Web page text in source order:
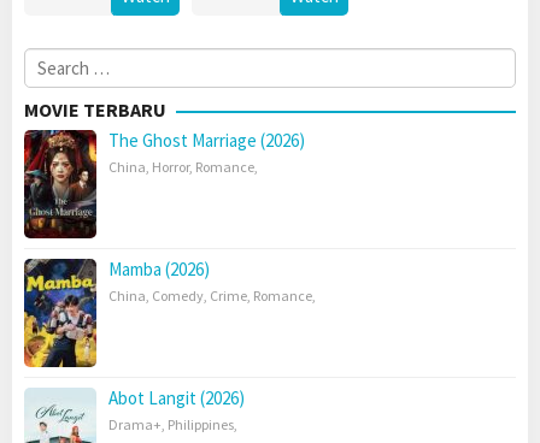
Search
for:
MOVIE TERBARU
The Ghost Marriage (2026)
China, Horror, Romance,
Mamba (2026)
China, Comedy, Crime, Romance,
Abot Langit (2026)
Drama+, Philippines,